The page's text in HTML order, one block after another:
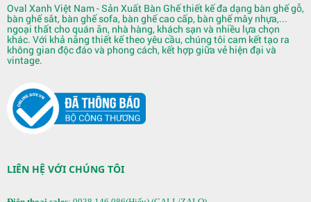
Oval Xanh Việt Nam - Sản Xuất Bàn Ghế thiết kế đa dạng bàn ghế gỗ,
bàn ghế sắt, bàn ghế sofa, bàn ghế cao cấp, bàn ghế mây nhựa,...
ngoại thất cho quán ăn, nhà hàng, khách sạn và nhiều lựa chọn
khác. Với khả năng thiết kế theo yêu cầu, chúng tôi cam kết tạo ra
không gian độc đáo và phong cách, kết hợp giữa vẻ hiện đại và
vintage.
LIÊN HỆ VỚI CHÚNG TÔI